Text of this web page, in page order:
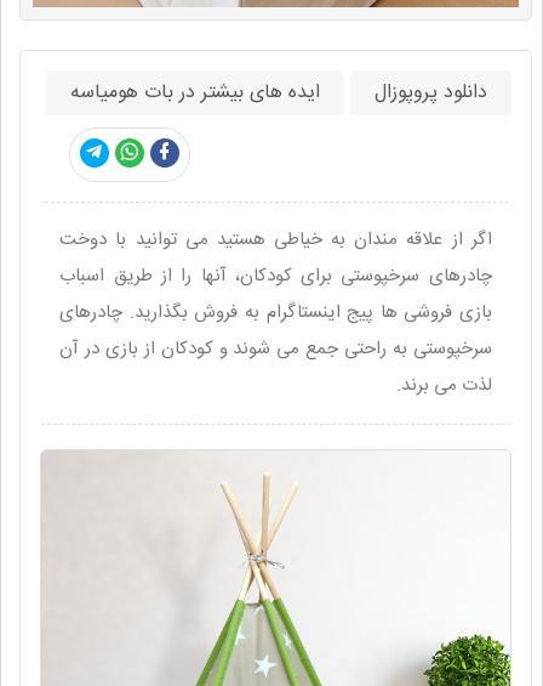
دانلود پروپوزال ایده های بیشتر در بات هومیاسه
اگر از علاقه مندان به خیاطی هستید می توانید با دوخت
چادرهای سرخپوستی برای کودکان، آنها را از طریق اسباب
بازی فروشی ها پیج اینستاگرام به فروش بگذارید. چادرهای
سرخپوستی به راحتی جمع می شوند و کودکان از بازی در آن
لذت می برند.